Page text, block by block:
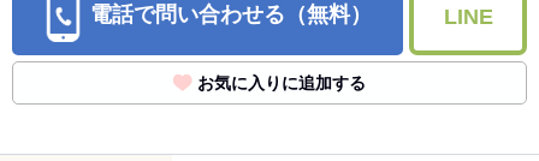
電話で問い合わせる（無料） LINE
お気に入りに追加する